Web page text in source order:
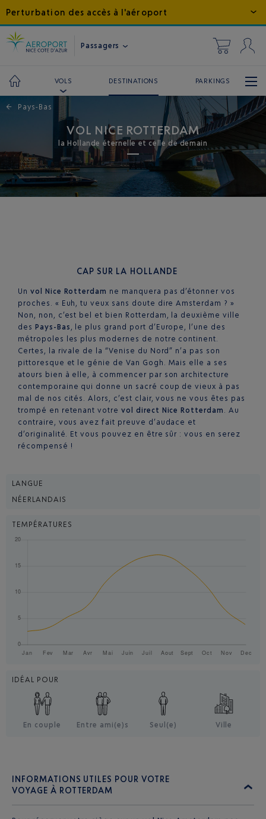
Perturbation des accès à l'aéroport
Passagers
VOLS DESTINATIONS PARKINGS
← Pays-Bas
VOL NICE ROTTERDAM
la Hollande éternelle et celle de demain
CAP SUR LA HOLLANDE
Un vol Nice Rotterdam ne manquera pas d’étonner vos
proches. « Euh, tu veux sans doute dire Amsterdam ? »
Non, non, c’est bel et bien Rotterdam, la deuxième ville
des Pays-Bas , le plus grand port d’Europe, l’une des
métropoles les plus modernes de notre continent.
Certes, la rivale de la “Venise du Nord” n’a pas son
pittoresque et le génie de Van Gogh. Mais elle a ses
atours bien à elle, à commencer par son architecture
contemporaine qui donne un sacré coup de vieux à pas
mal de nos cités. Alors, c’est clair, vous ne vous êtes pas
trompé en retenant votre vol direct Nice Rotterdam . Au
contraire, vous avez fait preuve d’audace et
d’originalité. Et vous pouvez en être sûr : vous en serez
récompensé !
LANGUE
NÉERLANDAIS
TEMPÉRATURES
IDÉAL POUR
En couple Entre ami(e)s Seul(e) Ville
INFORMATIONS UTILES POUR VOTRE
VOYAGE À ROTTERDAM